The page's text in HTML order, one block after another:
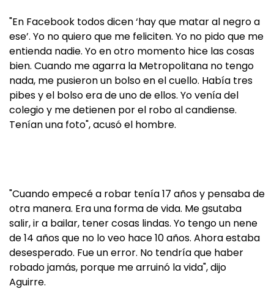
"En Facebook todos dicen ‘hay que matar al negro a
ese’. Yo no quiero que me feliciten. Yo no pido que me
entienda nadie. Yo en otro momento hice las cosas
bien. Cuando me agarra la Metropolitana no tengo
nada, me pusieron un bolso en el cuello. Había tres
pibes y el bolso era de uno de ellos. Yo venía del
colegio y me detienen por el robo al candiense.
Tenían una foto", acusó el hombre.
"Cuando empecé a robar tenía 17 años y pensaba de
otra manera. Era una forma de vida. Me gsutaba
salir, ir a bailar, tener cosas lindas. Yo tengo un nene
de 14 años que no lo veo hace 10 años. Ahora estaba
desesperado. Fue un error. No tendría que haber
robado jamás, porque me arruinó la vida", dijo
Aguirre.